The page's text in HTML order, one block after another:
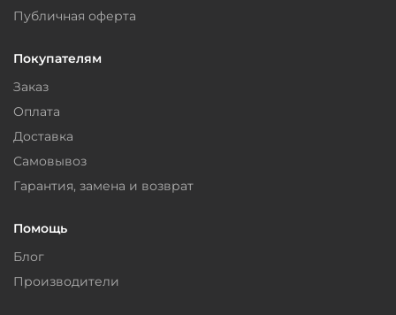
Публичная оферта
Покупателям
Заказ
Оплата
Доставка
Самовывоз
Гарантия, замена и возврат
Помощь
Блог
Производители